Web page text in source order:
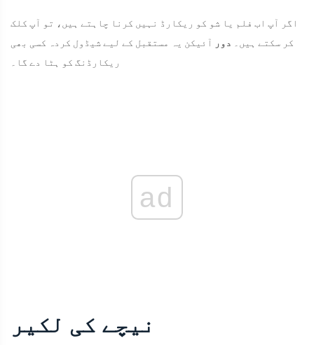
اگر آپ اب فلم یا شو کو ریکارڈ نہیں کرنا چاہتے ہیں، تو آپ کلک
کر سکتے ہیں۔ دور
آئیکن یہ مستقبل کے لیے شیڈول کردہ کسی بھی
ریکارڈنگ کو ہٹا دے گا۔
ad
نیچے کی لکیر